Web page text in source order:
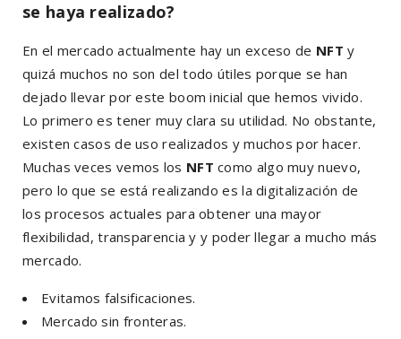
se haya realizado?
En el mercado actualmente hay un exceso de NFT y
quizá muchos no son del todo útiles porque se han
dejado llevar por este boom inicial que hemos vivido.
Lo primero es tener muy clara su utilidad. No obstante,
existen casos de uso realizados y muchos por hacer.
Muchas veces vemos los NFT como algo muy nuevo,
pero lo que se está realizando es la digitalización de
los procesos actuales para obtener una mayor
flexibilidad, transparencia y y poder llegar a mucho más
mercado.
Evitamos falsificaciones.
Mercado sin fronteras.